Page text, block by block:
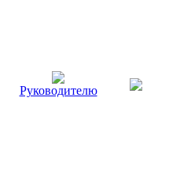
Руководителю